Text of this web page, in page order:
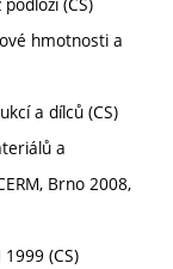
hmotnosti a
a dílců (CS)
a
Brno 2008,
(CS)